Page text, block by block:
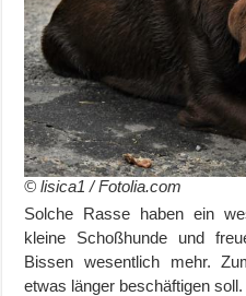
© lisica1 / Fotolia.com
Solche Rasse haben ein
kleine Schoßhunde und
Bissen wesentlich mehr.
etwas länger beschäftigen soll.